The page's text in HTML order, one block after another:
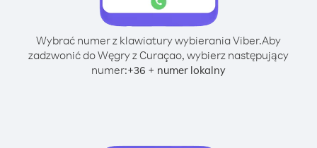
Wybrać numer z klawiatury wybierania Viber.Aby
zadzwonić do Węgry z Curaçao, wybierz następujący
numer:+36 + numer lokalny